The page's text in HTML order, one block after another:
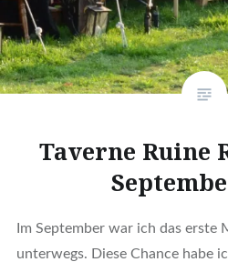
Taverne Ruine
Im September war ich das erste
unterwegs. Diese Chance habe